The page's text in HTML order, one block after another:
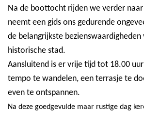
Na de boottocht rijden we verder naar
neemt een gids ons gedurende
de belangrijkste bezienswaardigheden
historische stad.
Aansluitend is er vrije tijd tot 18.00
tempo te wandelen, een terrasje te
even te ontspannen.
Na deze goedgevulde maar rustige dag